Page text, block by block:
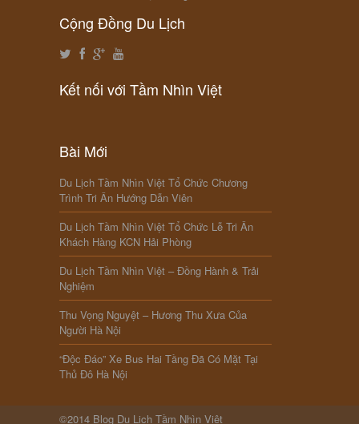
Cộng Đồng Du Lịch
Kết nối với Tầm Nhìn Việt
Bài Mới
Du Lịch Tầm Nhìn Việt Tổ Chức Chương
Trình Tri Ân Hướng Dẫn Viên
Du Lịch Tầm Nhìn Việt Tổ Chức Lễ Tri Ân
Khách Hàng KCN Hải Phòng
Du Lịch Tầm Nhìn Việt – Đồng Hành & Trải
Nghiệm
Thu Vọng Nguyệt – Hương Thu Xưa Của
Người Hà Nội
“Độc Đáo” Xe Bus Hai Tầng Đã Có Mặt Tại
Thủ Đô Hà Nội
©2014 Blog Du Lịch Tầm Nhìn Việt